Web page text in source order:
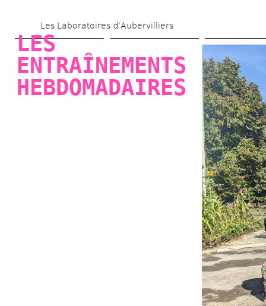
to
content
Les Laboratoires d’Aubervilliers
LES
ENTRAÎNEMENTS
HEBDOMADAIRES